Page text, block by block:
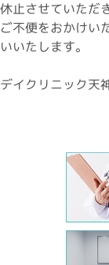
休止させていただ
ご不便をおかけい
いいたします。
デイクリニック天